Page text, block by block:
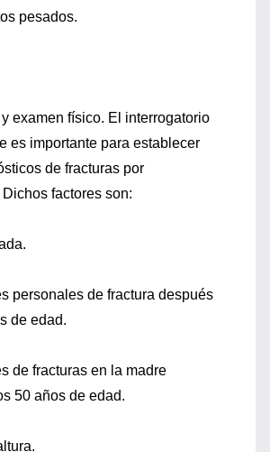
pesados.
y examen físico. El interrogatorio
es importante para establecer
de fracturas por
factores son:
personales de fractura después
de edad.
de fracturas en la madre
50 años de edad.